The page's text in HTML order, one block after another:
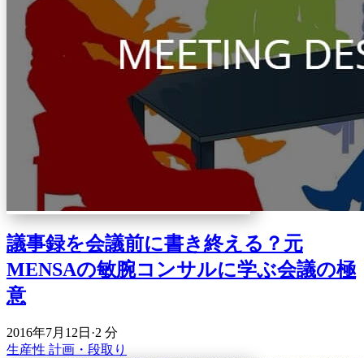
議事録を会議前に書き終える？元
MENSAの敏腕コンサルに学ぶ会議の極
意
2016年7月12日 ·2 分
生産性 計画・段取り